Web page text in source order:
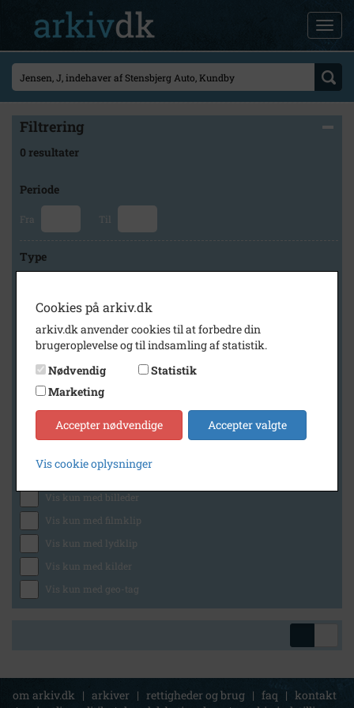
Filtrering
0 resultater
Periode
Fra Til
Type
Arkiv
Svinninge Lokalhistoriske Arkiv
Generelt
Vis kun med billeder
Vis kun med filmklip
Vis kun med lydklip
Vis kun med kilder
Vis kun med geo-tag
om arkiv.dk | arkiver | rettigheder og brug | faq | kontakt
Cookies på arkiv.dk
arkiv.dk anvender cookies til at forbedre din
brugeroplevelse og til indsamling af statistik.
Nødvendig
Statistik
Marketing
Accepter nødvendige Accepter valgte
Vis cookie oplysninger